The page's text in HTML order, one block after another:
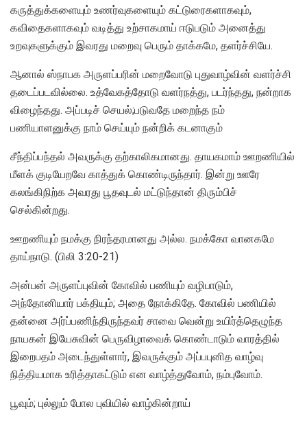
கருத்துக்களையும் உணர்வுகளையும் கட்டுரைகளாகவும்,
கவிதைகளாகவும் வடித்து உற்சாகமாய் ஈடுபடும் அனைத்து
உறவுகளுக்கும் இவரது மறைவு பெரும் தாக்கமே, தளர்ச்சியே.
ஆனால் ஸ்நாபக அருளப்பரின் மறைவோடு புதுவாழ்வின் வளர்ச்சி
தடைப்படவில்லை. உத்வேகத்தோடு வளர்நத்து, படர்ந்தது, நன்றாக
விழைந்தது. அப்படிச் செயல்;படுவதே மறைந்த நம்
பணியாளனுக்கு நாம் செய்யும் நன்றிக் கடனாகும்
சீந்திப்பந்தல் அவருக்கு தற்காலிகமானது. தாயகமாம் ஊறணியில்
மீளக் குடியேறவே காத்துக் கொண்டிருந்தார். இன்று ஊரே
கலங்கிநிற்க அவரது பூதவுடல் மட்டுந்தான் திரும்பிச்
செல்கின்றது.
ஊறணியும் நமக்கு நிரந்தரமானது அல்ல. நமக்கோ வானகமே
தாய்நாடு. (பிலி 3:20-21)
அன்பன் அருளப்புவின் கோவில் பணியும் வழிபாடும்,
அந்தோனியார் பக்தியும்; அதை நோக்கிதே. கோவில் பணியில்
தன்னை அர்ப்பணிந்திருந்தவர் சாவை வென்று உயிர்த்தெழுந்த
நாயகன் இயேசுவின் பெருவிழாவைக் கொண்டாடும் வாரத்தில்
இறைபதம் அடைந்துள்ளார், இவருக்கும் அப்பபுனித வாழ்வு
நித்தியமாக உரித்தாகட்டும் என வாழ்த்துவோம், நம்புவோம்.
பூவும்; புல்லும் போல புவியில் வாழ்கின்றாய்